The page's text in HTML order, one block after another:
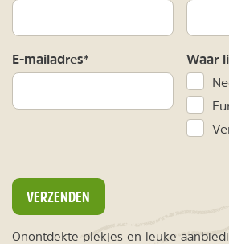
E-mailadres* Waar
VERZENDEN
Onontdekte plekjes en leuke